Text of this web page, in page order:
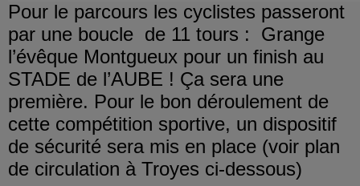
Pour le parcours les cyclistes passeront
par une boucle de 11 tours :
Grange
l’évêque Montgueux pour un finish au
STADE de l’AUBE ! Ça sera une
première. Pour le bon déroulement de
cette compétition sportive, un dispositif
de sécurité sera mis en place (voir plan
de circulation à Troyes ci-dessous)